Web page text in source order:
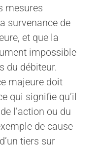
mesures
survenance de
et que la
impossible
du débiteur.
majeure doit
qui signifie qu’il
l’action ou du
de cause
tiers sur